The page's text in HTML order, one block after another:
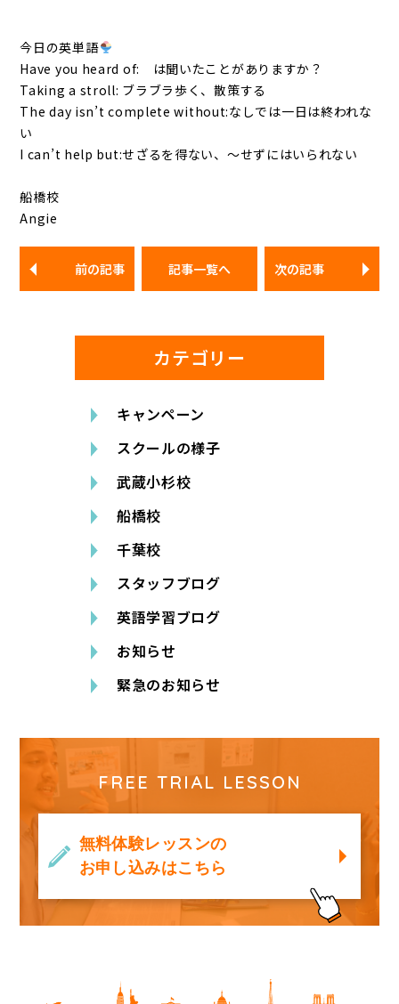
今日の英単語
Have you heard of: は聞いたことがありますか？
Taking a stroll: ブラブラ歩く、散策する
The day isn’t complete without:なしでは一日は終われな
い
I can’t help but:せざるを得ない、～せずにはいられない
船橋校
Angie
前の記事 記事一覧へ 次の記事
カテゴリー
キャンペーン
スクールの様子
武蔵小杉校
船橋校
千葉校
スタッフブログ
英語学習ブログ
お知らせ
緊急のお知らせ
FREE TRIAL LESSON
無料体験レッスンの
お申し込みはこちら